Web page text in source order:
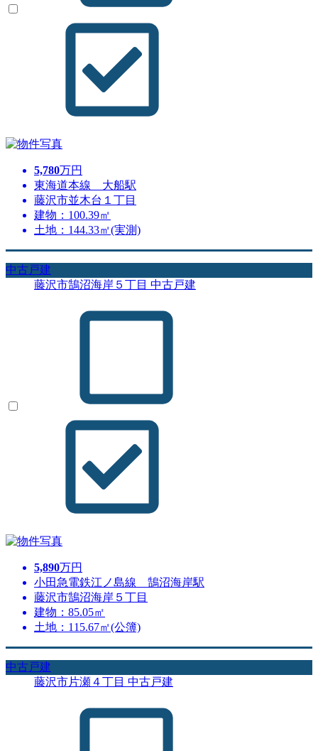
5,780万円
東海道本線 大船駅
藤沢市並木台１丁目
建物：100.39㎡
土地：144.33㎡(実測)
中古戸建
藤沢市鵠沼海岸５丁目 中古戸建
5,890万円
小田急電鉄江ノ島線 鵠沼海岸駅
藤沢市鵠沼海岸５丁目
建物：85.05㎡
土地：115.67㎡(公簿)
中古戸建
藤沢市片瀬４丁目 中古戸建